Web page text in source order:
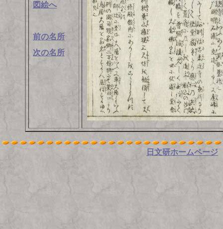
図絵へ
前の名所
次の名所
日文研ホームページ